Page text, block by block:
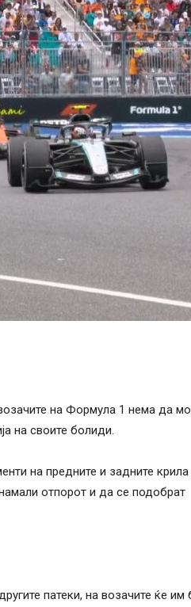
на Формула 1 нема да
на своите болиди.
на предните и задните
отпорот и да се подобрат
патеки, на возачите ќе им